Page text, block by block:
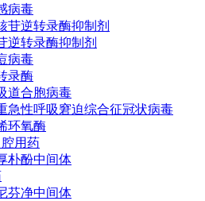
病毒
苷逆转录酶抑制剂
逆转录酶抑制剂
病毒
录酶
道合胞病毒
急性呼吸窘迫综合征冠状病毒
环氧酶
用药
朴酚中间体
芬净中间体